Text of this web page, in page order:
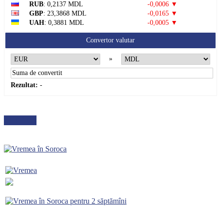
RUB: 0,2137 MDL
-0,0006 ▼
GBP: 23,3868 MDL
-0,0165 ▼
UAH: 0,3881 MDL -0,0005 ▼
Convertor valutar
»
Rezultat: -